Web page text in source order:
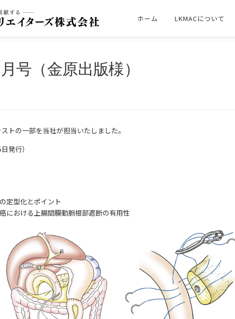
ホーム LKMACについて
号（金原出版様）
トの一部を当社が担当いたしました。
発行）
定型化とポイント
における上腸間膜動脈根部遮断の有用性